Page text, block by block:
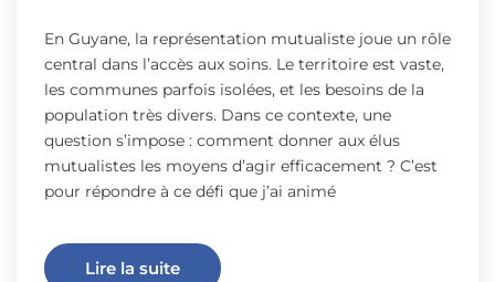
En Guyane, la représentation mutualiste joue un rôle
central dans l’accès aux soins. Le territoire est vaste,
les communes parfois isolées, et les besoins de la
population très divers. Dans ce contexte, une
question s’impose : comment donner aux élus
mutualistes les moyens d’agir efficacement ? C’est
pour répondre à ce défi que j’ai animé
Lire la suite